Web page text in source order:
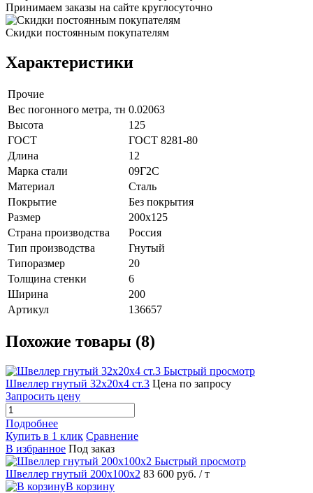
Принимаем заказы на сайте круглосуточно
Скидки постоянным покупателям
Характеристики
Прочие
Вес погонного метра, тн 0.02063
Высота
125
ГОСТ
ГОСТ 8281-80
Длина
12
Марка стали
09Г2С
Материал
Сталь
Покрытие
Без покрытия
Размер
200х125
Страна производства
Россия
Тип производства
Гнутый
Типоразмер
20
Толщина стенки
6
Ширина
200
Артикул
136657
Похожие товары (8)
Быстрый просмотр
Швеллер гнутый 32х20х4 ст.3 Цена по запросу
Запросить цену
Подробнее
Купить в 1 клик Сравнение
В избранное Под заказ
Быстрый просмотр
Швеллер гнутый 200х100х2 83 600 руб. / т
В корзину